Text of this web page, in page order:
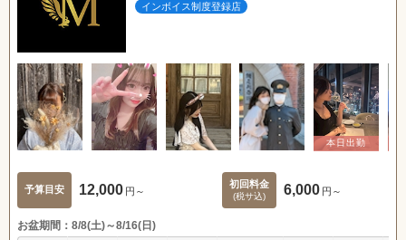
インボイス制度登録店
予算目安 12,000 円～
初回料金
(税サ込) 6,000 円～
お盆期間：8/8(土)～8/16(日)